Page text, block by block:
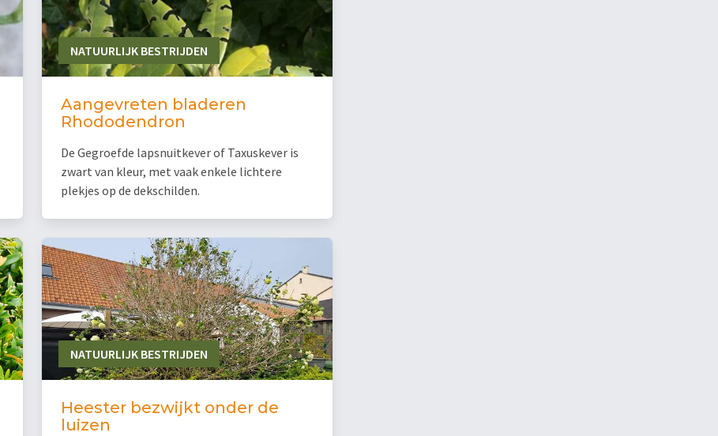
NATUURLIJK BESTRIJDEN
Aangevreten bladeren
Rhododendron
De Gegroefde lapsnuitkever of Taxuskever is
zwart van kleur, met vaak enkele lichtere
plekjes op de dekschilden.
NATUURLIJK BESTRIJDEN
Heester bezwijkt onder de
luizen